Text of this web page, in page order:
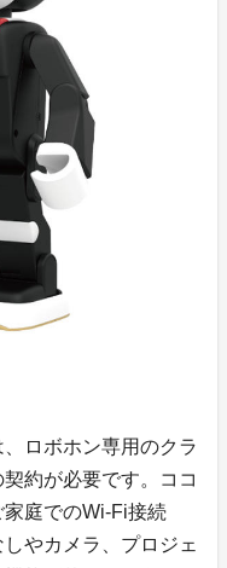
ロボホン専用のクラ
約が必要です。ココ
庭でのWi-Fi接続
やカメラ、プロジェ